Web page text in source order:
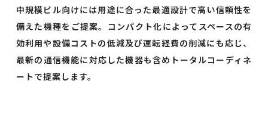
中規模ビル向けには用途に合った最適設計で高い信頼性を
備えた機種をご提案。コンパクト化によってスペースの有
効利用や設備コストの低減及び運転経費の削減にも応じ、
最新の通信機能に対応した機器も含めトータルコーディネ
ートで提案します。